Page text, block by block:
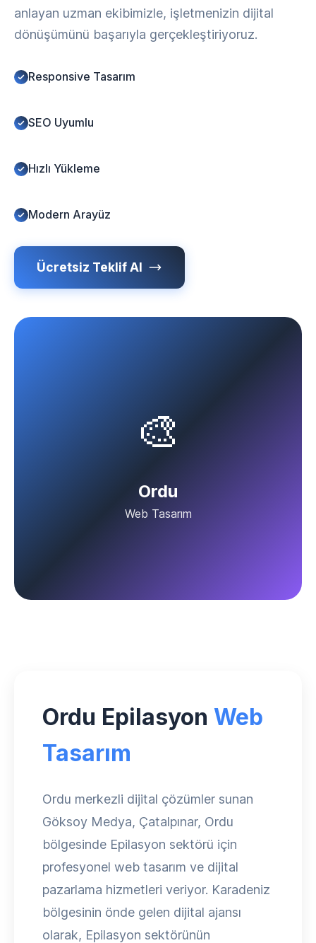
anlayan uzman ekibimizle, işletmenizin dijital
dönüşümünü başarıyla gerçekleştiriyoruz.
Responsive Tasarım
SEO Uyumlu
Hızlı Yükleme
Modern Arayüz
Ücretsiz Teklif Al
🎨
Ordu
Web Tasarım
Ordu Epilasyon Web
Tasarım
Ordu merkezli dijital çözümler sunan
Göksoy Medya, Çatalpınar, Ordu
bölgesinde Epilasyon sektörü için
profesyonel web tasarım ve dijital
pazarlama hizmetleri veriyor. Karadeniz
bölgesinin önde gelen dijital ajansı
olarak, Epilasyon sektörünün